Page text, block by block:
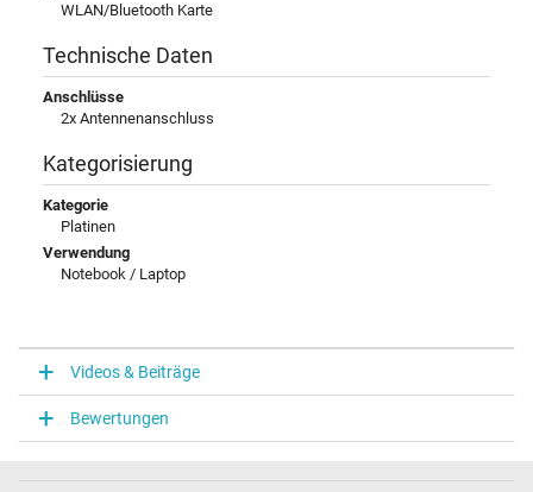
WLAN/Bluetooth Karte
Technische Daten
Anschlüsse
2x Antennenanschluss
Kategorisierung
Kategorie
Platinen
Verwendung
Notebook / Laptop
Videos & Beiträge
Bewertungen